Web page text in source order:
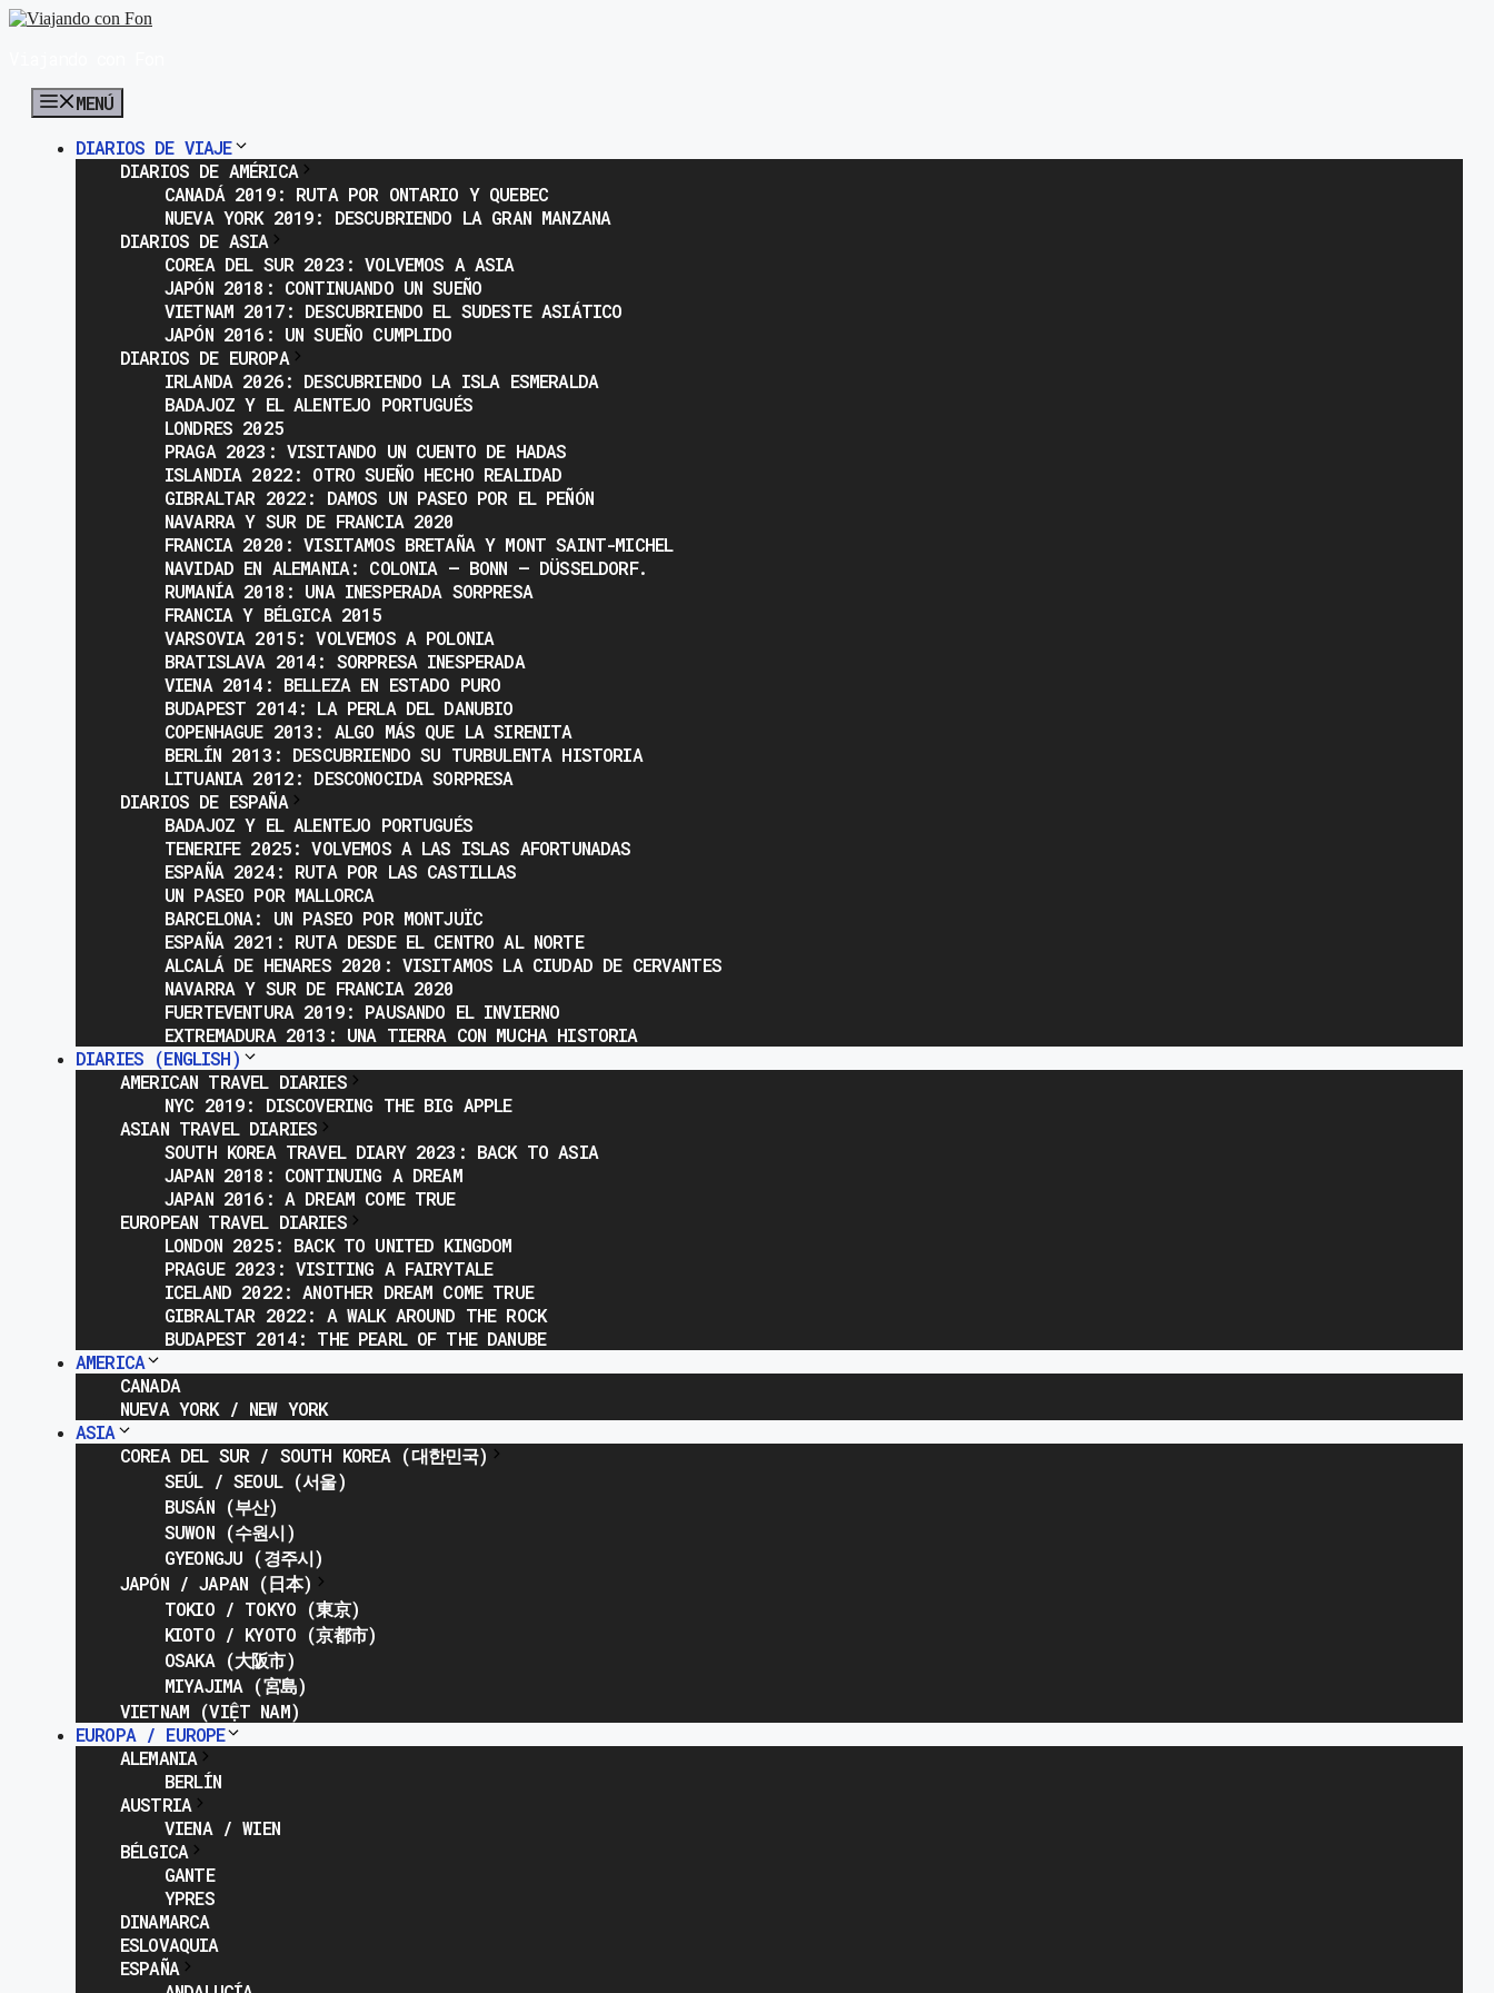
Saltar
MENÚ
DIARIOS DE VIAJE
DIARIOS DE AMÉRICA
CANADÁ 2019: RUTA POR ONTARIO Y QUEBEC
NUEVA YORK 2019: DESCUBRIENDO LA GRAN MANZANA
DIARIOS DE ASIA
COREA DEL SUR 2023: VOLVEMOS A ASIA
JAPÓN 2018: CONTINUANDO UN SUEÑO
VIETNAM 2017: DESCUBRIENDO EL SUDESTE ASIÁTICO
JAPÓN 2016: UN SUEÑO CUMPLIDO
DIARIOS DE EUROPA
IRLANDA 2026: DESCUBRIENDO LA ISLA ESMERALDA
BADAJOZ Y EL ALENTEJO PORTUGUÉS
LONDRES 2025
PRAGA 2023: VISITANDO UN CUENTO DE HADAS
ISLANDIA 2022: OTRO SUEÑO HECHO REALIDAD
GIBRALTAR 2022: DAMOS UN PASEO POR EL PEÑÓN
NAVARRA Y SUR DE FRANCIA 2020
FRANCIA 2020: VISITAMOS BRETAÑA Y MONT SAINT-MICHEL
NAVIDAD EN ALEMANIA: COLONIA – BONN – DÜSSELDORF.
RUMANÍA 2018: UNA INESPERADA SORPRESA
FRANCIA Y BÉLGICA 2015
VARSOVIA 2015: VOLVEMOS A POLONIA
BRATISLAVA 2014: SORPRESA INESPERADA
VIENA 2014: BELLEZA EN ESTADO PURO
BUDAPEST 2014: LA PERLA DEL DANUBIO
COPENHAGUE 2013: ALGO MÁS QUE LA SIRENITA
BERLÍN 2013: DESCUBRIENDO SU TURBULENTA HISTORIA
LITUANIA 2012: DESCONOCIDA SORPRESA
DIARIOS DE ESPAÑA
BADAJOZ Y EL ALENTEJO PORTUGUÉS
TENERIFE 2025: VOLVEMOS A LAS ISLAS AFORTUNADAS
ESPAÑA 2024: RUTA POR LAS CASTILLAS
UN PASEO POR MALLORCA
BARCELONA: UN PASEO POR MONTJUÏC
ESPAÑA 2021: RUTA DESDE EL CENTRO AL NORTE
ALCALÁ DE HENARES 2020: VISITAMOS LA CIUDAD DE CERVANTES
NAVARRA Y SUR DE FRANCIA 2020
FUERTEVENTURA 2019: PAUSANDO EL INVIERNO
EXTREMADURA 2013: UNA TIERRA CON MUCHA HISTORIA
DIARIES (ENGLISH)
AMERICAN TRAVEL DIARIES
NYC 2019: DISCOVERING THE BIG APPLE
ASIAN TRAVEL DIARIES
SOUTH KOREA TRAVEL DIARY 2023: BACK TO ASIA
JAPAN 2018: CONTINUING A DREAM
JAPAN 2016: A DREAM COME TRUE
EUROPEAN TRAVEL DIARIES
LONDON 2025: BACK TO UNITED KINGDOM
PRAGUE 2023: VISITING A FAIRYTALE
ICELAND 2022: ANOTHER DREAM COME TRUE
GIBRALTAR 2022: A WALK AROUND THE ROCK
BUDAPEST 2014: THE PEARL OF THE DANUBE
AMERICA
CANADA
NUEVA YORK / NEW YORK
ASIA
COREA DEL SUR / SOUTH KOREA (대한민국)
SEÚL / SEOUL (서울)
BUSÁN (부산)
SUWON (수원시)
GYEONGJU (경주시)
JAPÓN / JAPAN (日本)
TOKIO / TOKYO (東京)
KIOTO / KYOTO (京都市)
OSAKA (大阪市)
MIYAJIMA (宮島)
VIETNAM (VIỆT NAM)
EUROPA / EUROPE
ALEMANIA
BERLÍN
AUSTRIA
VIENA / WIEN
BÉLGICA
GANTE
YPRES
DINAMARCA
ESLOVAQUIA
ESPAÑA